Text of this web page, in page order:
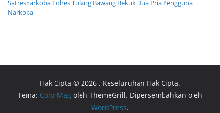
Satresnarkoba Polres Tulang Bawang Bekuk Dua Pria Pengguna
Narkoba
Hak Cipta © 2026 . Keseluruhan Hak Cipta.
Tema: ColorMag oleh ThemeGrill. Dipersembahkan oleh
WordPress.